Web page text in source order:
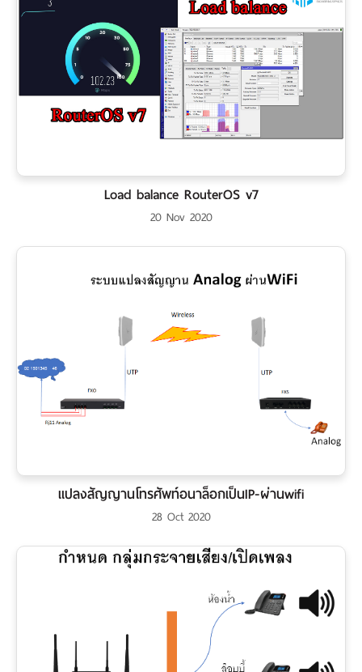
Load balance RouterOS v7
20 Nov 2020
แปลงสัญญานโทรศัพท์อนาล็อกเป็นIP-ผ่านwifi
28 Oct 2020